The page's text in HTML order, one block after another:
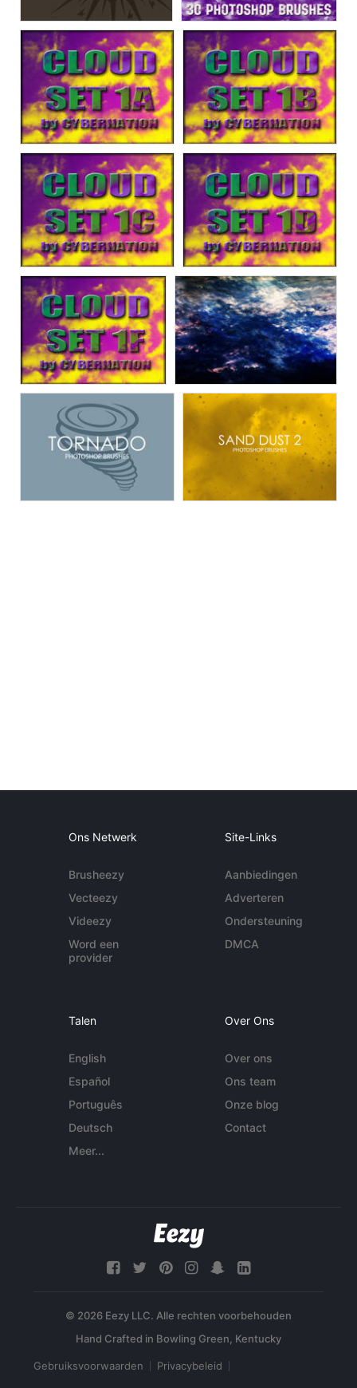
Ons Netwerk
Brusheezy
Vecteezy
Videezy
Word een
provider
Site-Links
Aanbiedingen
Adverteren
Ondersteuning
DMCA
Talen
English
Español
Português
Deutsch
Meer...
Over Ons
Over ons
Ons team
Onze blog
Contact
© 2026 Eezy LLC. Alle rechten voorbehouden
Gebruiksvoorwaarden Privacybeleid